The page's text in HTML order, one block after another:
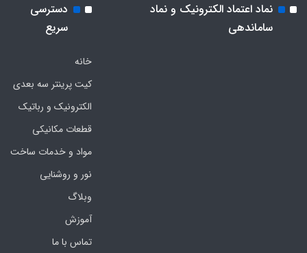
نماد اعتماد الکترونیک و نماد
ساماندهی
دسترسی
سریع
خانه
کیت پرینتر سه بعدی
الکترونیک و رباتیک
قطعات مکانیکی
مواد و خدمات ساخت
نور و روشنایی
وبلاگ
آموزش
تماس با ما